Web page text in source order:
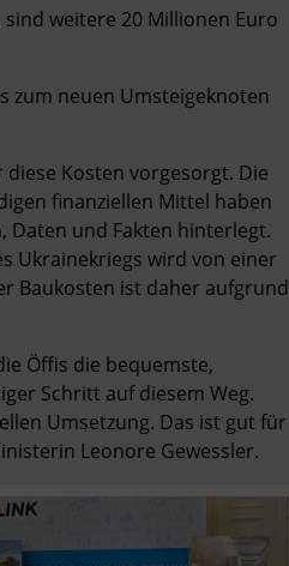
weitere 20 Millionen Euro
zum neuen Umsteigeknoten
Kosten vorgesorgt. Die
finanziellen Mittel haben
Daten und Fakten hinterlegt.
Ukrainekriegs wird von einer
Baukosten ist daher aufgrund
Öffis die bequemste,
Schritt auf diesem Weg.
Umsetzung. Das ist gut für
Leonore Gewessler.